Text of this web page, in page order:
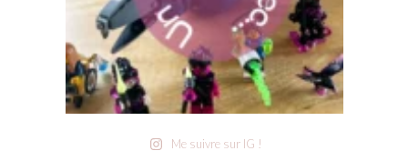
Me suivre sur IG !